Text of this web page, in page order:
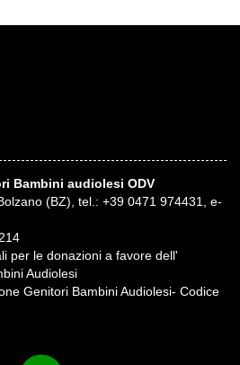
Bambini audiolesi ODV
(BZ), tel.: +39 0471 974431, e-
per le donazioni a favore dell'
Audiolesi
Genitori Bambini Audiolesi- Codice